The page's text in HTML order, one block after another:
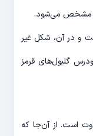
مشخص می‌شود.
و در آن، شکل غیر
گلبول‌های قرمز
است. از آن‌جا که